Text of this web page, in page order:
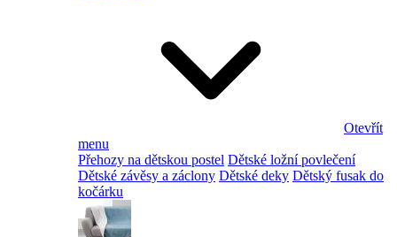
Otevřít
menu
Přehozy na dětskou postel Dětské ložní povlečení
Dětské závěsy a záclony Dětské deky Dětský fusak do
kočárku